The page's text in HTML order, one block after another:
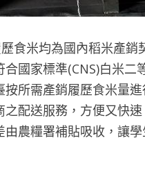
米均為國內稻米產銷
國家標準(CNS)白米
所需產銷履歷食米量
配送服務，方便又快
農糧署補貼吸收，讓